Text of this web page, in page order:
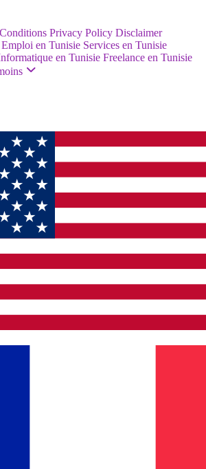
Privacy Policy Disclaimer
Emploi en Tunisie Services en Tunisie
en Tunisie Freelance en Tunisie